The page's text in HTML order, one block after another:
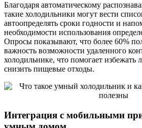
Благодаря автоматическому
такие холодильники могут вести
автоопределять сроки годности и
необходимости использования
Опросы показывают, что более 60%
важность возможности удаленного
холодильнике, что помогает
снизить пищевые отходы.
Интеграция с мобильными